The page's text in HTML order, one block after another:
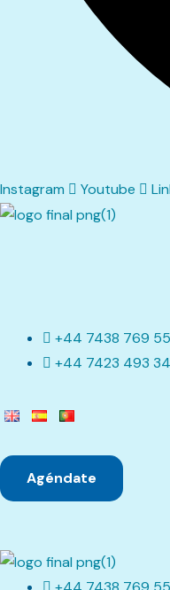
Instagram Youtube
+44 7438 769
+44 7423 493
Agéndate